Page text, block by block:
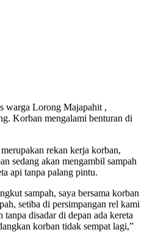
warga Lorong Majapahit ,
Korban mengalami benturan di
rekan kerja korban,
sedang akan mengambil sampah
api tanpa palang pintu.
sampah, saya bersama korban
setiba di persimpangan rel kami
disadar di depan ada kereta
korban tidak sempat lagi,”